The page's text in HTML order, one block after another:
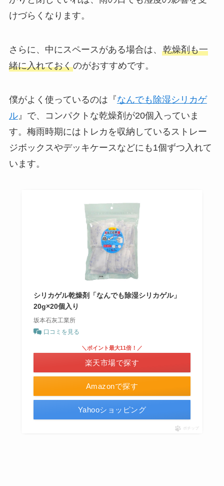
けづらくなります。
さらに、中にスペースがある場合は、 乾燥剤も一
緒に入れておくのがおすすめです。
僕がよく使っているのは『なんでも除湿シリカゲ
ル』で、コンパクトな乾燥剤が20個入っていま
す。梅雨時期にはトレカを収納しているストレー
ジボックスやデッキケースなどにも1個ずつ入れて
います。
シリカゲル乾燥剤「なんでも除湿シリカゲル」
20g×20個入り
坂本石灰工業所
口コミを見る
Amazonで探す
＼ポイント最大11倍！／
楽天市場で探す
Yahooショッピング
ポチップ